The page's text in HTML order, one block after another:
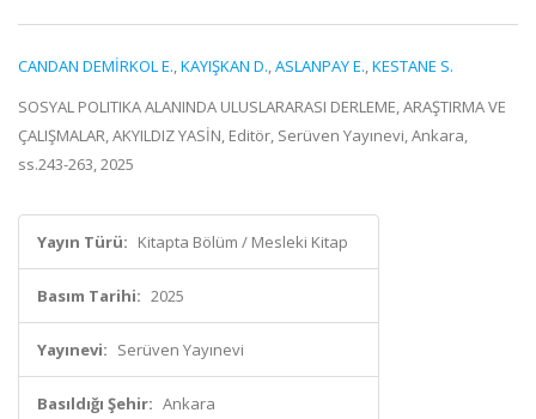
CANDAN DEMİRKOL E.,KAYIŞKAN D.,ASLANPAY E.,KESTANE S.
SOSYAL POLITIKA ALANINDA ULUSLARARASI DERLEME, ARAŞTIRMA VE
ÇALIŞMALAR, AKYILDIZ YASİN, Editör, Serüven Yayınevi, Ankara,
ss.243-263, 2025
Yayın Türü: Kitapta Bölüm / Mesleki Kitap
Basım Tarihi: 2025
Yayınevi: Serüven Yayınevi
Basıldığı Şehir: Ankara